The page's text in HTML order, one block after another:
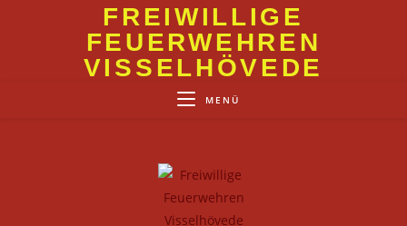
FREIWILLIGE
FEUERWEHREN
VISSELHÖVEDE
MENÜ